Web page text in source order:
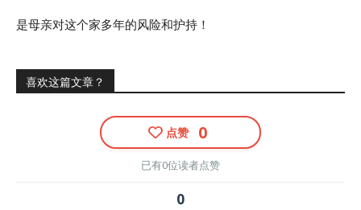
是母亲对这个家多年的风险和护持！
喜欢这篇文章？
点赞 0
已有0位读者点赞
0